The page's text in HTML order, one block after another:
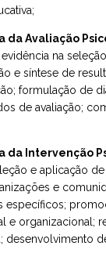
da Avaliação
na
e síntese de
formulação de
de avaliação;
da Intervenção
e aplicação
e
específicos;
e organizacional;
desenvolvimento